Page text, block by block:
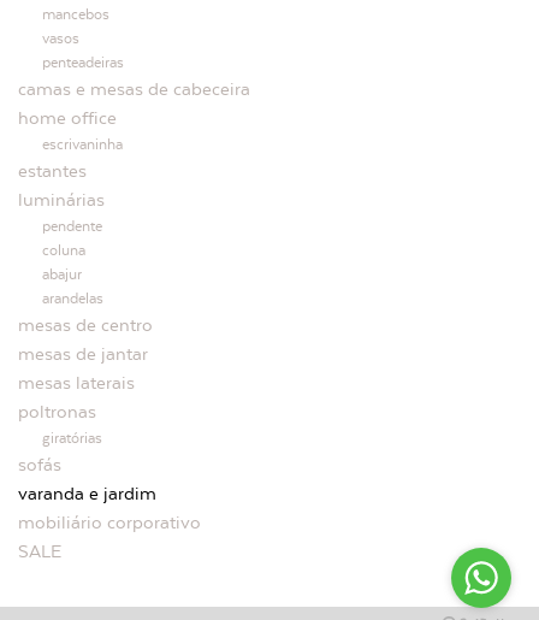
mancebos
vasos
penteadeiras
camas e mesas de cabeceira
home office
escrivaninha
estantes
luminárias
pendente
coluna
abajur
arandelas
mesas de centro
mesas de jantar
mesas laterais
poltronas
giratórias
sofás
varanda e jardim
mobiliário corporativo
SALE